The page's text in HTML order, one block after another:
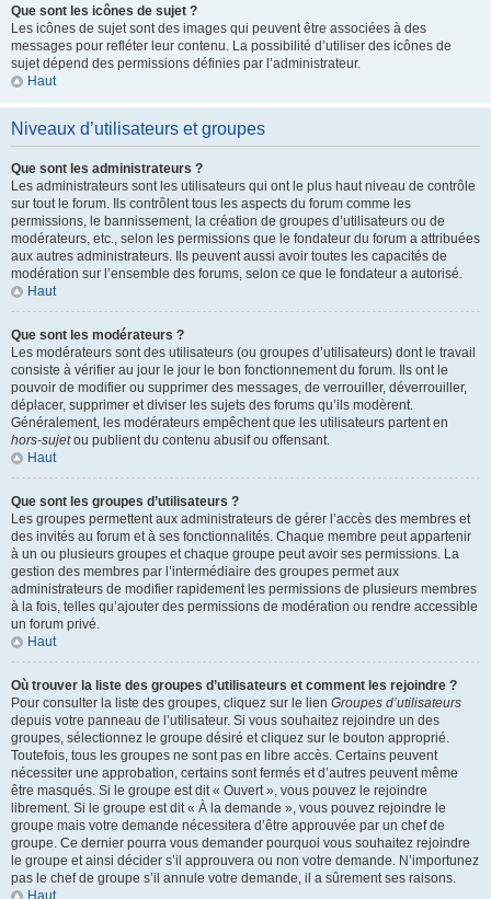
Que sont les icônes de sujet ?
Les icônes de sujet sont des images qui peuvent être associées à des
messages pour refléter leur contenu. La possibilité d’utiliser des icônes de
sujet dépend des permissions définies par l’administrateur.
Haut
Niveaux d’utilisateurs et groupes
Que sont les administrateurs ?
Les administrateurs sont les utilisateurs qui ont le plus haut niveau de contrôle
sur tout le forum. Ils contrôlent tous les aspects du forum comme les
permissions, le bannissement, la création de groupes d’utilisateurs ou de
modérateurs, etc., selon les permissions que le fondateur du forum a attribuées
aux autres administrateurs. Ils peuvent aussi avoir toutes les capacités de
modération sur l’ensemble des forums, selon ce que le fondateur a autorisé.
Haut
Que sont les modérateurs ?
Les modérateurs sont des utilisateurs (ou groupes d’utilisateurs) dont le travail
consiste à vérifier au jour le jour le bon fonctionnement du forum. Ils ont le
pouvoir de modifier ou supprimer des messages, de verrouiller, déverrouiller,
déplacer, supprimer et diviser les sujets des forums qu’ils modèrent.
Généralement, les modérateurs empêchent que les utilisateurs partent en
hors-sujetou publient du contenu abusif ou offensant.
Haut
Que sont les groupes d’utilisateurs ?
Les groupes permettent aux administrateurs de gérer l’accès des membres et
des invités au forum et à ses fonctionnalités. Chaque membre peut appartenir
à un ou plusieurs groupes et chaque groupe peut avoir ses permissions. La
gestion des membres par l’intermédiaire des groupes permet aux
administrateurs de modifier rapidement les permissions de plusieurs membres
à la fois, telles qu’ajouter des permissions de modération ou rendre accessible
un forum privé.
Haut
Où trouver la liste des groupes d’utilisateurs et comment les rejoindre ?
Pour consulter la liste des groupes, cliquez sur le lien Groupes d’utilisateurs
depuis votre panneau de l’utilisateur. Si vous souhaitez rejoindre un des
groupes, sélectionnez le groupe désiré et cliquez sur le bouton approprié.
Toutefois, tous les groupes ne sont pas en libre accès. Certains peuvent
nécessiter une approbation, certains sont fermés et d’autres peuvent même
être masqués. Si le groupe est dit « Ouvert », vous pouvez le rejoindre
librement. Si le groupe est dit « À la demande », vous pouvez rejoindre le
groupe mais votre demande nécessitera d’être approuvée par un chef de
groupe. Ce dernier pourra vous demander pourquoi vous souhaitez rejoindre
le groupe et ainsi décider s’il approuvera ou non votre demande. N’importunez
pas le chef de groupe s’il annule votre demande, il a sûrement ses raisons.
Haut